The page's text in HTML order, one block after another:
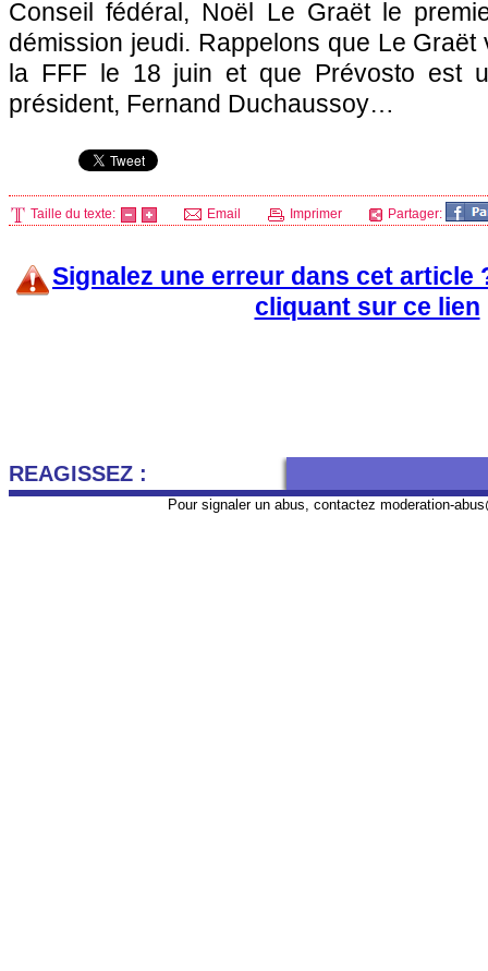
Conseil fédéral, Noël Le Graët le
démission jeudi. Rappelons que Le
la FFF le 18 juin et que Prévosto est
président, Fernand Duchaussoy…
Taille du texte: Email Imprimer Partager:
Signalez une erreur dans cet article
cliquant sur ce lien
REAGISSEZ :
Pour signaler un abus, contactez moderation-